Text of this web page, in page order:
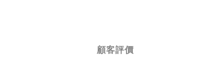
顧客評價